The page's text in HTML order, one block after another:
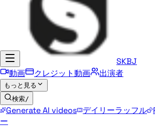
SKBJ
動画
クレジット動画 出演者
もっと見る
検索/
Generate AI videos デイリーラッフル
ー